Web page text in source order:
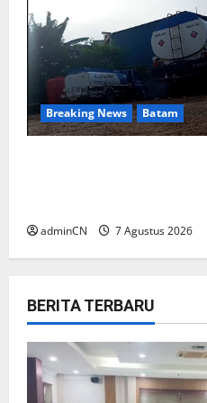
Breaking News Batam
adminCN 7 Agustus 2026
BERITA TERBARU